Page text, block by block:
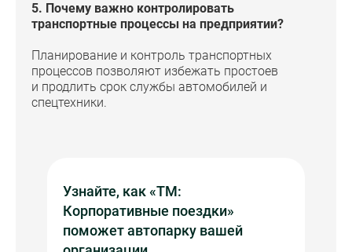
5. Почему важно контролировать
транспортные процессы на предприятии?
Планирование и контроль транспортных
процессов позволяют избежать простоев
и продлить срок службы автомобилей и
спецтехники.
Узнайте, как «ТМ:
Корпоративные поездки»
поможет автопарку вашей